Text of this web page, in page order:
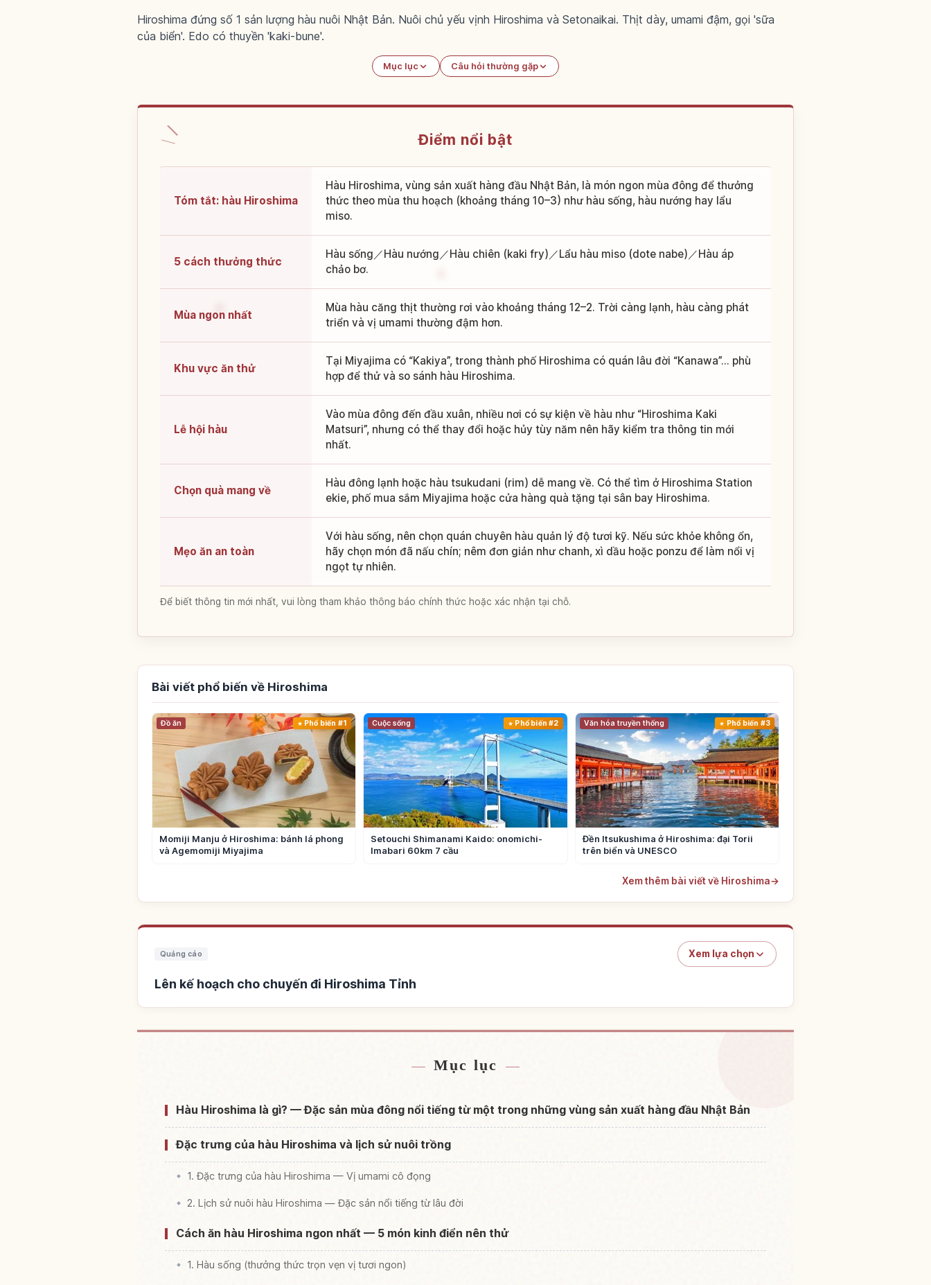
Hiroshima đứng số 1 sản lượng hàu nuôi Nhật Bản. Nuôi chủ yếu vịnh Hiroshima và Setonaikai. Thịt dày, umami đậm, gọi 'sữa
của biển'. Edo có thuyền 'kaki-bune'.
Mục lục Câu hỏi thường gặp
Điểm nổi bật
Tóm tắt: hàu Hiroshima
Hàu Hiroshima, vùng sản xuất hàng đầu Nhật Bản, là món ngon mùa đông để thưởng
thức theo mùa thu hoạch (khoảng tháng 10–3) như hàu sống, hàu nướng hay lẩu
miso.
5 cách thưởng thức
Hàu sống／Hàu nướng／Hàu chiên (kaki fry)／Lẩu hàu miso (dote nabe)／Hàu áp
chảo bơ.
Mùa ngon nhất
Mùa hàu căng thịt thường rơi vào khoảng tháng 12–2. Trời càng lạnh, hàu càng phát
triển và vị umami thường đậm hơn.
Khu vực ăn thử
Tại Miyajima có “Kakiya”, trong thành phố Hiroshima có quán lâu đời “Kanawa”... phù
hợp để thử và so sánh hàu Hiroshima.
Lễ hội hàu
Vào mùa đông đến đầu xuân, nhiều nơi có sự kiện về hàu như “Hiroshima Kaki
Matsuri”, nhưng có thể thay đổi hoặc hủy tùy năm nên hãy kiểm tra thông tin mới
nhất.
Chọn quà mang về
Hàu đông lạnh hoặc hàu tsukudani (rim) dễ mang về. Có thể tìm ở Hiroshima Station
ekie, phố mua sắm Miyajima hoặc cửa hàng quà tặng tại sân bay Hiroshima.
Mẹo ăn an toàn
Với hàu sống, nên chọn quán chuyên hàu quản lý độ tươi kỹ. Nếu sức khỏe không ổn,
hãy chọn món đã nấu chín; nêm đơn giản như chanh, xì dầu hoặc ponzu để làm nổi vị
ngọt tự nhiên.
Để biết thông tin mới nhất, vui lòng tham khảo thông báo chính thức hoặc xác nhận tại chỗ.
Bài viết phổ biến về Hiroshima
Đồ ăn Phổ biến #1
Momiji Manju ở Hiroshima: bánh lá phong
và Agemomiji Miyajima
Cuộc sống Phổ biến #2
Setouchi Shimanami Kaido: onomichi-
Imabari 60km 7 cầu
Văn hóa truyền thống Phổ biến #3
Đền Itsukushima ở Hiroshima: đại Torii
trên biển và UNESCO
Xem thêm bài viết về Hiroshima→
Quảng cáo Xem lựa chọn
Lên kế hoạch cho chuyến đi Hiroshima Tỉnh
Mục lục
Hàu Hiroshima là gì? — Đặc sản mùa đông nổi tiếng từ một trong những vùng sản xuất hàng đầu Nhật Bản
Đặc trưng của hàu Hiroshima và lịch sử nuôi trồng
1. Đặc trưng của hàu Hiroshima — Vị umami cô đọng
2. Lịch sử nuôi hàu Hiroshima — Đặc sản nổi tiếng từ lâu đời
Cách ăn hàu Hiroshima ngon nhất — 5 món kinh điển nên thử
1. Hàu sống (thưởng thức trọn vẹn vị tươi ngon)